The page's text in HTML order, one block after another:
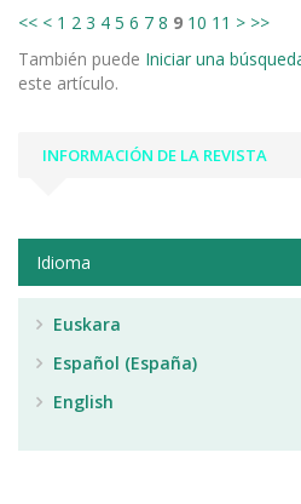
<< < 1 2 3 4 5 6 7 8 9 10 11 > >>
También puede Iniciar una
este artículo.
INFORMACIÓN DE LA REVISTA
Idioma
Euskara
Español (España)
English